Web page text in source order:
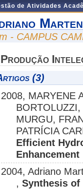
de Atividades
- CAMPUS
Produção
(3)
2008, MARYENE
MURGU,
PATRÍCIA
Efficient
2004, Adriano
,Synthesis of